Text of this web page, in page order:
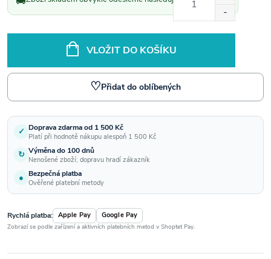
cena:
VLOŽIT DO KOŠÍKU
♡Přidat do oblíbených
✓ Doprava zdarma od 1 500 Kč
Platí při hodnotě nákupu alespoň 1 500 Kč
↻ Výměna do 100 dnů
Nenošené zboží; dopravu hradí zákazník
● Bezpečná platba
Ověřené platební metody
Rychlá platba: Apple Pay Google Pay
Zobrazí se podle zařízení a aktivních platebních metod v Shoptet Pay.